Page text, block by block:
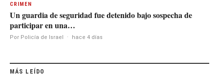
CRIMEN
Un guardia de seguridad fue detenido bajo sospecha de
participar en una…
Por Policía de Israel · hace 4 días
MÁS LEÍDO